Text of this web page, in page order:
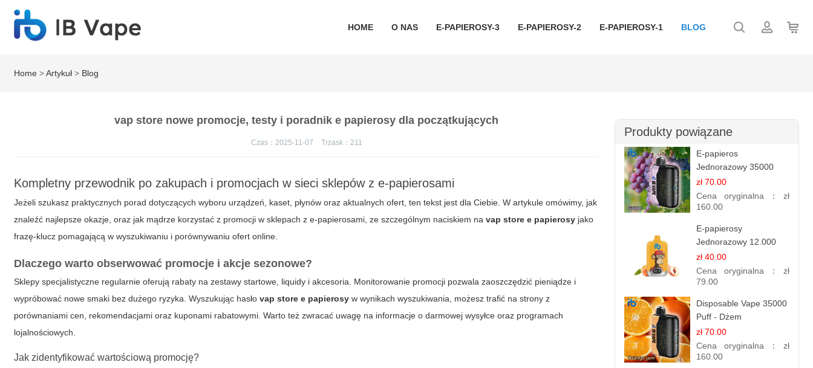
HOME O NAS E-PAPIEROSY-3 E-PAPIEROSY-2 E-PAPIEROSY-1 BLOG
Home >Artykuł > Blog
vap store nowe promocje, testy i poradnik e papierosy dla początkujących
Czas：2025-11-07 Trzask： 211
Kompletny przewodnik po zakupach i promocjach w sieci sklepów z e-papierosami
Jeżeli szukasz praktycznych porad dotyczących wyboru urządzeń, kaset, płynów oraz aktualnych ofert, ten tekst jest dla Ciebie. W artykule omówimy, jak
znaleźć najlepsze okazje, oraz jak mądrze korzystać z promocji w sklepach z e-papierosami, ze szczególnym naciskiem navap store e papierosy jako
frazę-klucz pomagającą w wyszukiwaniu i porównywaniu ofert online.
Dlaczego warto obserwować promocje i akcje sezonowe?
Sklepy specjalistyczne regularnie oferują rabaty na zestawy startowe, liquidy i akcesoria. Monitorowanie promocji pozwala zaoszczędzić pieniądze i
wypróbować nowe smaki bez dużego ryzyka. Wyszukując hasłovap store e papierosy w wynikach wyszukiwania, możesz trafić na strony z
porównaniami cen, rekomendacjami oraz kuponami rabatowymi. Warto też zwracać uwagę na informacje o darmowej wysyłce oraz programach
lojalnościowych.
Jak zidentyfikować wartościową promocję?
Produkty powiązane
E-papieros
Jednorazowy 35000
Puff - Winogrono |
Owocowy Smak
zł 70.00
Cena oryginalna： zł
160.00
E-papierosy
Jednorazowy 12.000
Puff - Sok
Brzoskwiniowy |
Owocowa Świeżość
zł 40.00
Cena oryginalna： zł
79.00
Disposable Vape 35000
Puff - Dżem
Pomarańczowy | IBvape
zł 70.00
Cena oryginalna： zł
160.00